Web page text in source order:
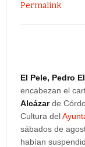
Permalink
El Pele, Pedro
encabezan el
Alcázarde
Cultura del
sábados de
habían